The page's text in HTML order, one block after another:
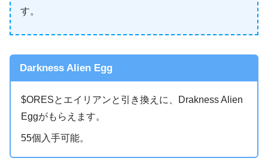
す。
Darkness Alien Egg
$ORESとエイリアンと引き換えに、Drakness Alien
Eggがもらえます。
55個入手可能。